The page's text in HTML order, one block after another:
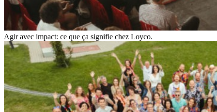
Agir avec impact: ce que ça signifie chez Loyco.